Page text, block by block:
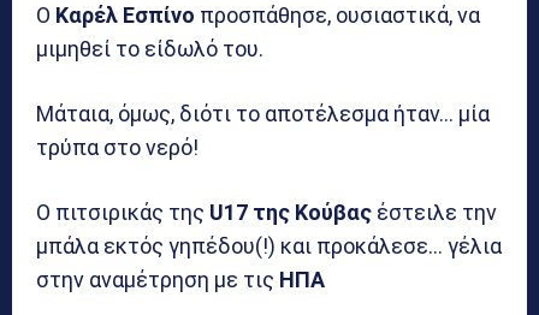
Ο Καρέλ Εσπίνο προσπάθησε, ουσιαστικά, να
μιμηθεί το είδωλό του.
Μάταια, όμως, διότι το αποτέλεσμα ήταν… μία
τρύπα στο νερό!
Ο πιτσιρικάς της U17 της Κούβας έστειλε την
μπάλα εκτός γηπέδου(!) και προκάλεσε… γέλια
στην αναμέτρηση με τις ΗΠΑ